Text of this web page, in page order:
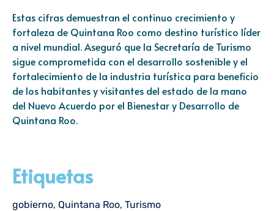
Estas cifras demuestran el continuo crecimiento y
fortaleza de Quintana Roo como destino turístico líder
a nivel mundial. Aseguró que la Secretaría de Turismo
sigue comprometida con el desarrollo sostenible y el
fortalecimiento de la industria turística para beneficio
de los habitantes y visitantes del estado de la mano
del Nuevo Acuerdo por el Bienestar y Desarrollo de
Quintana Roo.
Etiquetas
gobierno, Quintana Roo, Turismo